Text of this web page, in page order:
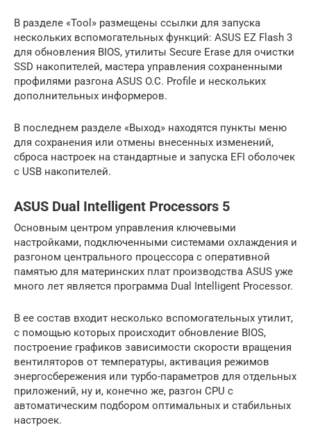
В разделе «Tool» размещены ссылки для запуска
нескольких вспомогательных функций: ASUS EZ Flash 3
для обновления BIOS, утилиты Secure Erase для очистки
SSD накопителей, мастера управления сохраненными
профилями разгона ASUS O.C. Profile и нескольких
дополнительных информеров.
В последнем разделе «Выход» находятся пункты меню
для сохранения или отмены внесенных изменений,
сброса настроек на стандартные и запуска EFI оболочек
с USB накопителей.
ASUS Dual Intelligent Processors 5
Основным центром управления ключевыми
настройками, подключенными системами охлаждения и
разгоном центрального процессора с оперативной
памятью для материнских плат производства ASUS уже
много лет является программа Dual Intelligent Processor.
В ее состав входит несколько вспомогательных утилит,
с помощью которых происходит обновление BIOS,
построение графиков зависимости скорости вращения
вентиляторов от температуры, активация режимов
энергосбережения или турбо-параметров для отдельных
приложений, ну и, конечно же, разгон CPU с
автоматическим подбором оптимальных и стабильных
настроек.